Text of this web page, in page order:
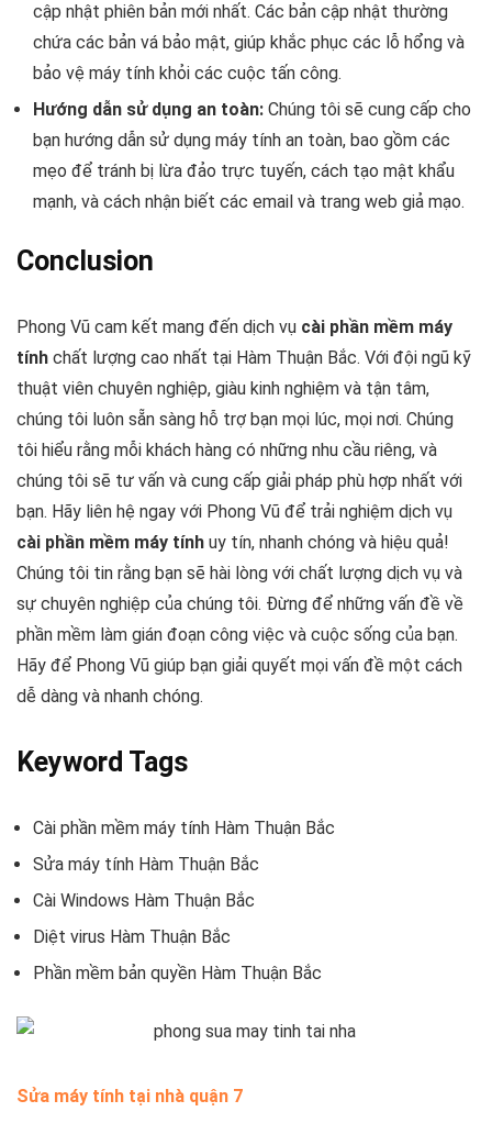
cập nhật phiên bản mới nhất. Các bản cập nhật thường
chứa các bản vá bảo mật, giúp khắc phục các lỗ hổng và
bảo vệ máy tính khỏi các cuộc tấn công.
Hướng dẫn sử dụng an toàn: Chúng tôi sẽ cung cấp cho
bạn hướng dẫn sử dụng máy tính an toàn, bao gồm các
mẹo để tránh bị lừa đảo trực tuyến, cách tạo mật khẩu
mạnh, và cách nhận biết các email và trang web giả mạo.
Conclusion
Phong Vũ cam kết mang đến dịch vụ cài phần mềm máy
tính chất lượng cao nhất tại Hàm Thuận Bắc. Với đội ngũ kỹ
thuật viên chuyên nghiệp, giàu kinh nghiệm và tận tâm,
chúng tôi luôn sẵn sàng hỗ trợ bạn mọi lúc, mọi nơi. Chúng
tôi hiểu rằng mỗi khách hàng có những nhu cầu riêng, và
chúng tôi sẽ tư vấn và cung cấp giải pháp phù hợp nhất với
bạn. Hãy liên hệ ngay với Phong Vũ để trải nghiệm dịch vụ
cài phần mềm máy tính uy tín, nhanh chóng và hiệu quả!
Chúng tôi tin rằng bạn sẽ hài lòng với chất lượng dịch vụ và
sự chuyên nghiệp của chúng tôi. Đừng để những vấn đề về
phần mềm làm gián đoạn công việc và cuộc sống của bạn.
Hãy để Phong Vũ giúp bạn giải quyết mọi vấn đề một cách
dễ dàng và nhanh chóng.
Keyword Tags
Cài phần mềm máy tính Hàm Thuận Bắc
Sửa máy tính Hàm Thuận Bắc
Cài Windows Hàm Thuận Bắc
Diệt virus Hàm Thuận Bắc
Phần mềm bản quyền Hàm Thuận Bắc
Sửa máy tính tại nhà quận 7